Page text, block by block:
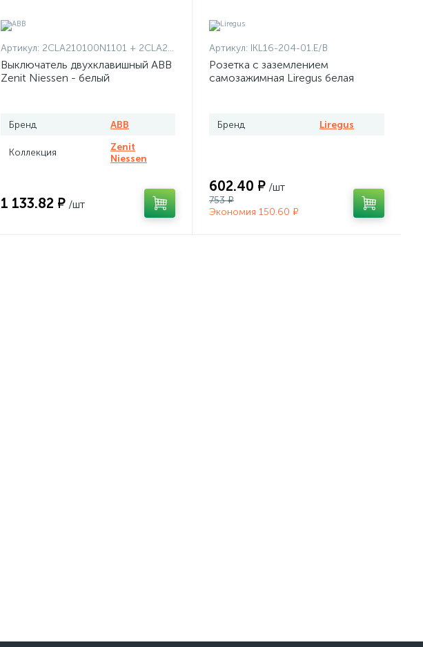
Артикул: 2CLA210100N1101 + 2CLA210100N1101 + 2CLA227190N1001
Выключатель двухклавишный ABB
Zenit Niessen - белый
Бренд ABB
Коллекция
Zenit
Niessen
1 133.82 ₽ /шт
Артикул: IKL16-204-01.E/B
Розетка с заземлением
самозажимная Liregus белая
Бренд Liregus
602.40 ₽ /шт
753 ₽
Экономия 150.60 ₽